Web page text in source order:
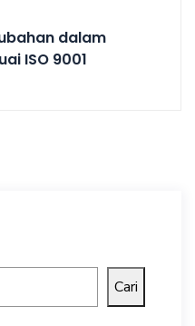
dalam
ISO 9001
Cari